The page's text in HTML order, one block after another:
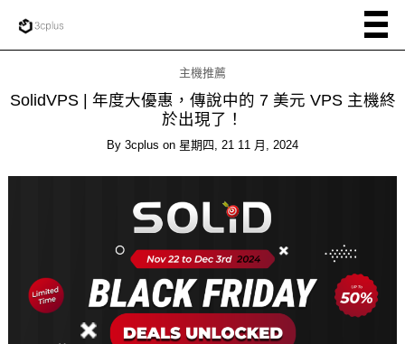
主機推薦
SolidVPS | 年度大優惠，傳說中的 7 美元 VPS 主機終
於出現了！
By 3cplus on 星期四, 21 11 月, 2024